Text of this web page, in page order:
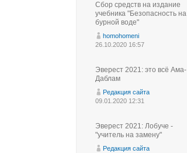
Сбор средств на издание
учебника "Безопасность на
бурной воде"
homohomeni
26.10.2020 16:57
Эверест 2021: это всё Ама-
Даблам
Редакция сайта
09.01.2020 12:31
Эверест 2021: Лобуче -
"учитель на замену"
Редакция сайта